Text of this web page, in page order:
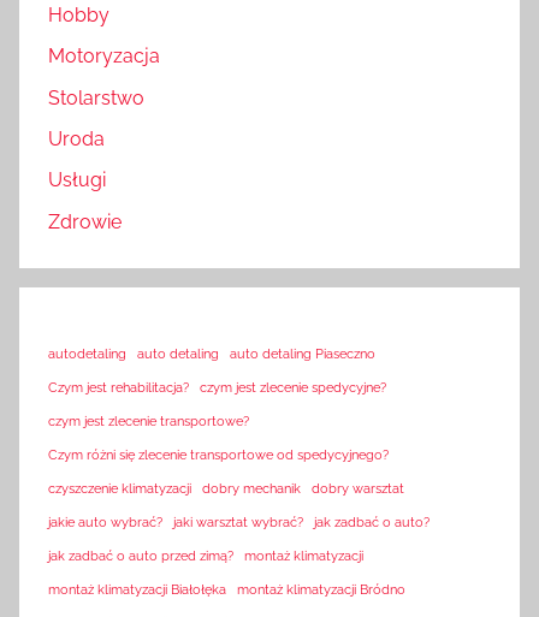
Hobby
Motoryzacja
Stolarstwo
Uroda
Usługi
Zdrowie
autodetaling auto detaling auto detaling Piaseczno
Czym jest rehabilitacja? czym jest zlecenie spedycyjne?
czym jest zlecenie transportowe?
Czym różni się zlecenie transportowe od spedycyjnego?
czyszczenie klimatyzacji dobry mechanik dobry warsztat
jakie auto wybrać? jaki warsztat wybrać? jak zadbać o auto?
jak zadbać o auto przed zimą? montaż klimatyzacji
montaż klimatyzacji Białołęka montaż klimatyzacji Bródno